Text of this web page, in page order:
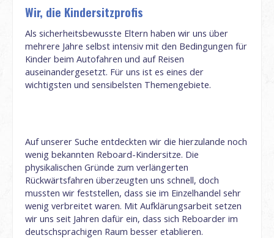
Wir, die Kindersitzprofis
Als sicherheitsbewusste Eltern haben wir uns über
mehrere Jahre selbst intensiv mit den Bedingungen für
Kinder beim Autofahren und auf Reisen
auseinandergesetzt. Für uns ist es eines der
wichtigsten und sensibelsten Themengebiete.
Auf unserer Suche entdeckten wir die hierzulande noch
wenig bekannten Reboard-Kindersitze. Die
physikalischen Gründe zum verlängerten
Rückwärtsfahren überzeugten uns schnell, doch
mussten wir feststellen, dass sie im Einzelhandel sehr
wenig verbreitet waren. Mit Aufklärungsarbeit setzen
wir uns seit Jahren dafür ein, dass sich Reboarder im
deutschsprachigen Raum besser etablieren.